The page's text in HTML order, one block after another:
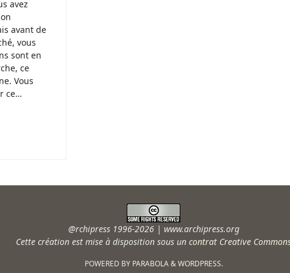
avez
avant de
vous
sont en
ce
Vous
ce…
@rchipress 1996-2026 | www.archipress.org
Cette création est mise à disposition sous un contrat Creative
POWERED BY PARABOLA&WORDPRESS.